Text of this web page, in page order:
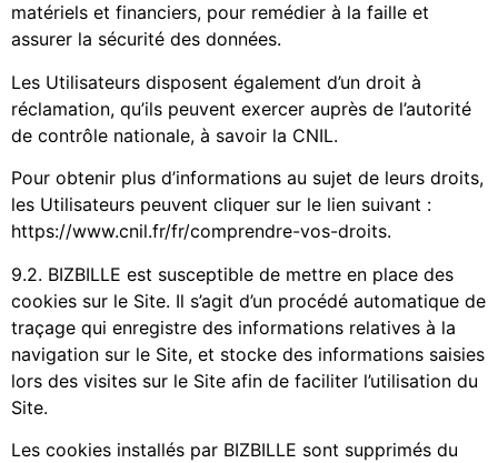
matériels et financiers, pour remédier à la faille et
assurer la sécurité des données.
Les Utilisateurs disposent également d’un droit à
réclamation, qu’ils peuvent exercer auprès de l’autorité
de contrôle nationale, à savoir la CNIL.
Pour obtenir plus d’informations au sujet de leurs droits,
les Utilisateurs peuvent cliquer sur le lien suivant :
https://www.cnil.fr/fr/comprendre-vos-droits.
9.2. BIZBILLE est susceptible de mettre en place des
cookies sur le Site. Il s’agit d’un procédé automatique de
traçage qui enregistre des informations relatives à la
navigation sur le Site, et stocke des informations saisies
lors des visites sur le Site afin de faciliter l’utilisation du
Site.
Les cookies installés par BIZBILLE sont supprimés du